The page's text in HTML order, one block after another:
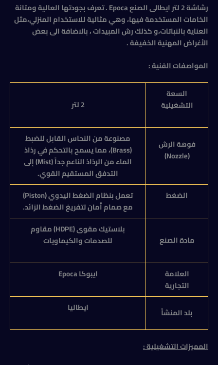
رشاشة 2 لتر ايطالى الصنع Epoca . تعرف بجودتها العالية ومتانة
الخامات المستخدمة فيها، وهي مثالية للاستخدام المنزلي،مثل
العناية بالنباتات،و كذلك رش المبيدات ، بالاضافة الى بعض
الأغراض المهنية الخفيفة .
المواصفات الفنية :
السعة
التشغيلية
2 لتر
فوهة الرش
(
Nozzle
)
مصنوعة من النحاس القابل للضبط
(
Brass)، مما يسمح بالتحكم في رذاذ
الماء من الرذاذ الناعم جداً (Mist) إلى
التدفق المستقيم القوي.
الضغط
تعمل بنظام الضغط اليدوي (Piston
)
مع صمام أمان لتفريغ الضغط الزائد.
مادة الصنع
بلاستيك مقوى (HDPE) مقاوم
للصدمات والكيماويات
العلامة
التجارية
ايبوكاEpoca
بلد المنشأ ايطاليا
المميزات التشغيلية :